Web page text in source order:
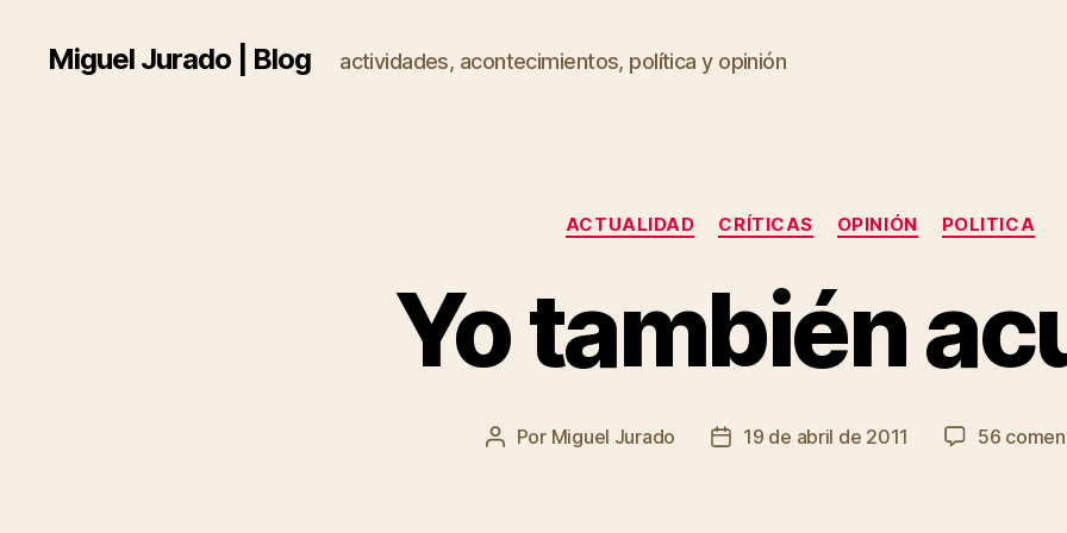
Miguel Jurado | Blog actividades, acontecimientos, política y opinión
Categorías
ACTUALIDAD CRÍTICAS OPINIÓN POLITICA
Yo también
Autor
Por Miguel Jurado
Fecha19 de abril de 2011 56